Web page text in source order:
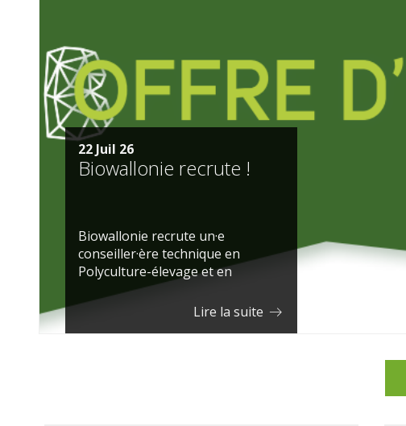
22 Juil 26
Biowallonie recrute !
Biowallonie recrute un·e
conseiller·ère technique en
Polyculture-élevage et en
Grandes cultures pour la Province
du …
Lire la suite